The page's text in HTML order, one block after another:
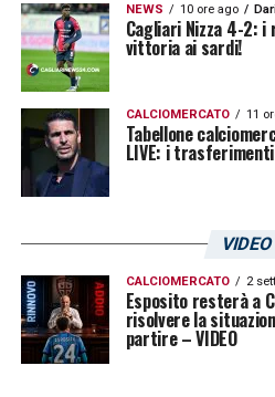
NEWS 10 ore ago
Cagliari Nizza 4-2:
vittoria ai sardi!
CALCIOMERCATO 11
Tabellone
LIVE: i
VIDEO
CALCIOMERCATO 2
Esposito resterà a
risolvere la
partire – VIDEO